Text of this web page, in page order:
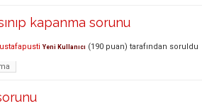
kapanma sorunu
Yeni Kullanıcı (190 puan) tarafından soruldu